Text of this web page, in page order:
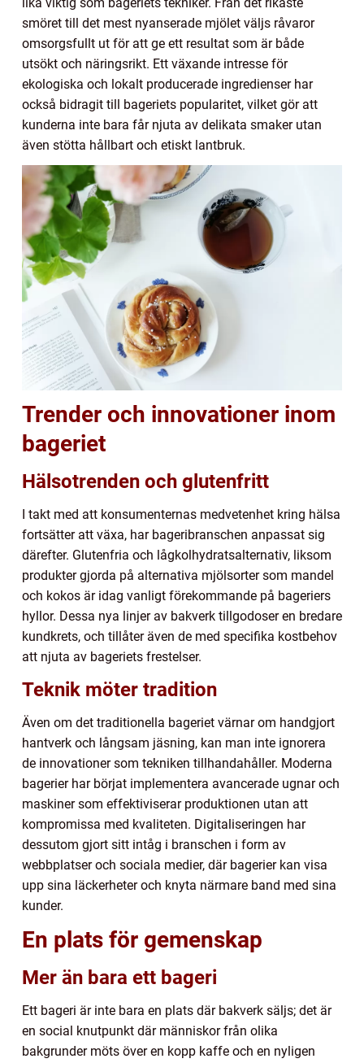
smöret till det mest nyanserade mjölet väljs råvaror
omsorgsfullt ut för att ge ett resultat som är både
utsökt och näringsrikt. Ett växande intresse för
ekologiska och lokalt producerade ingredienser har
också bidragit till bageriets popularitet, vilket gör att
kunderna inte bara får njuta av delikata smaker utan
även stötta hållbart och etiskt lantbruk.
Trender och innovationer inom
bageriet
Hälsotrenden och glutenfritt
I takt med att konsumenternas medvetenhet kring hälsa
fortsätter att växa, har bageribranschen anpassat sig
därefter. Glutenfria och lågkolhydratsalternativ, liksom
produkter gjorda på alternativa mjölsorter som mandel
och kokos är idag vanligt förekommande på bageriers
hyllor. Dessa nya linjer av bakverk tillgodoser en bredare
kundkrets, och tillåter även de med specifika kostbehov
att njuta av bageriets frestelser.
Teknik möter tradition
Även om det traditionella bageriet värnar om handgjort
hantverk och långsam jäsning, kan man inte ignorera
de innovationer som tekniken tillhandahåller. Moderna
bagerier har börjat implementera avancerade ugnar och
maskiner som effektiviserar produktionen utan att
kompromissa med kvaliteten. Digitaliseringen har
dessutom gjort sitt intåg i branschen i form av
webbplatser och sociala medier, där bagerier kan visa
upp sina läckerheter och knyta närmare band med sina
kunder.
En plats för gemenskap
Mer än bara ett bageri
Ett bageri är inte bara en plats där bakverk säljs; det är
en social knutpunkt där människor från olika
bakgrunder möts över en kopp kaffe och en nyligen